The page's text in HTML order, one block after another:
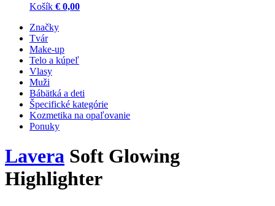
Košík € 0,00
Značky
Tvár
Make-up
Telo a kúpeľ
Vlasy
Muži
Bábätká a deti
Špecifické kategórie
Kozmetika na opaľovanie
Ponuky
Lavera Soft Glowing
Highlighter